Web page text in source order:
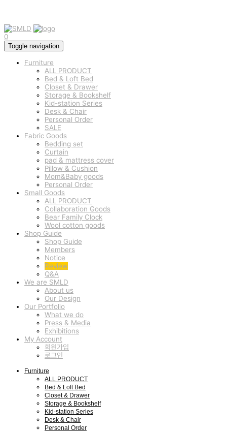
0
Toggle navigation
Furniture
ALL PRODUCT
Bed & Loft Bed
Closet & Drawer
Storage & Bookshelf
Kid-station Series
Desk & Chair
Personal Order
SALE
Fabric Goods
Bedding set
Curtain
pad & mattress cover
Pillow & Cushion
Mom&Baby goods
Personal Order
Small Goods
ALL PRODUCT
Collaboration Goods
Bear Family Clock
Wool cotton goods
Shop Guide
Shop Guide
Members
Notice
Review
Q&A
We are SMLD
About us
Our Design
Our Portfolio
What we do
Press & Media
Exhibitions
My Account
회원가입
로그인
Furniture
ALL PRODUCT
Bed & Loft Bed
Closet & Drawer
Storage & Bookshelf
Kid-station Series
Desk & Chair
Personal Order